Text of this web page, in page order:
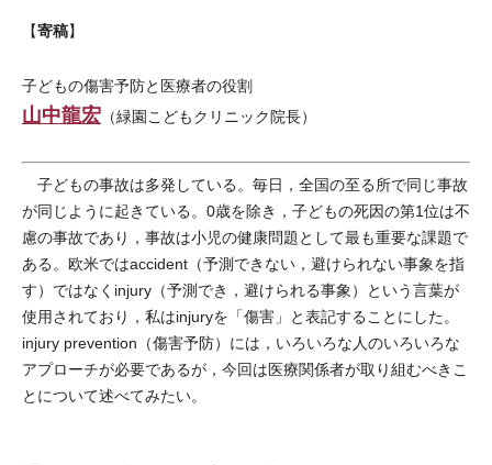
【寄稿】
子どもの傷害予防と医療者の役割
山中龍宏 （緑園こどもクリニック院長）
子どもの事故は多発している。毎日，全国の至る所で同じ事故
が同じように起きている。0歳を除き，子どもの死因の第1位は不
慮の事故であり，事故は小児の健康問題として最も重要な課題で
ある。欧米ではaccident（予測できない，避けられない事象を指
す）ではなくinjury（予測でき，避けられる事象）という言葉が
使用されており，私はinjuryを「傷害」と表記することにした。
injury prevention（傷害予防）には，いろいろな人のいろいろな
アプローチが必要であるが，今回は医療関係者が取り組むべきこ
とについて述べてみたい。